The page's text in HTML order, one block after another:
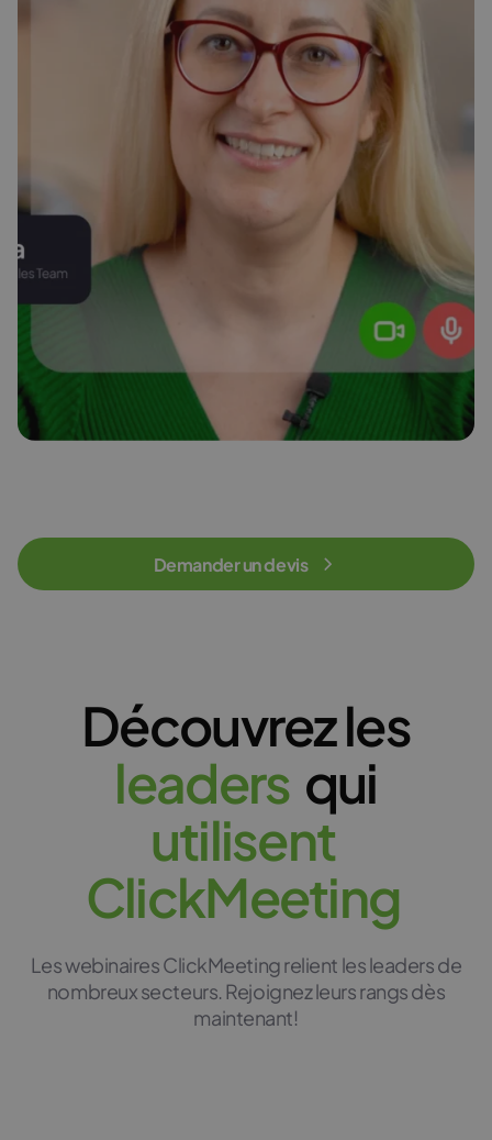
Demander un devis
Découvrez les
leaders qui
utilisent
ClickMeeting
Les webinaires ClickMeeting relient les leaders de
nombreux secteurs. Rejoignez leurs rangs dès
maintenant!